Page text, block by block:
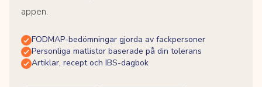
appen.
FODMAP-bedömningar gjorda av fackpersoner
Personliga matlistor baserade på din tolerans
Artiklar, recept och IBS-dagbok